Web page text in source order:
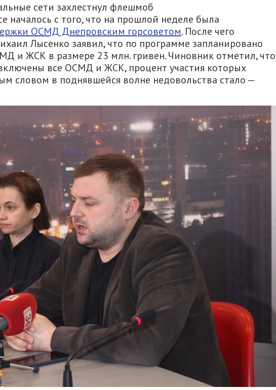
сети захлестнул флешмоб
началось с того, что на прошлой неделе была
ОСМД Днепровским горсоветом. После чего
Лысенко заявил, что по программе запланировано
и ЖСК в размере 23 млн. гривен. Чиновник отметил, что
все ОСМД и ЖСК, процент участия которых
словом в поднявшейся волне недовольства стало —